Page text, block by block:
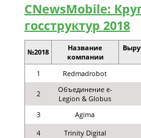
CNewsMobile:
госструктур 2018
№2018
Название
компании
1
Redmadrobot
2
Объединение e-
Legion & Globus
3 Agima
4
Trinity Digital